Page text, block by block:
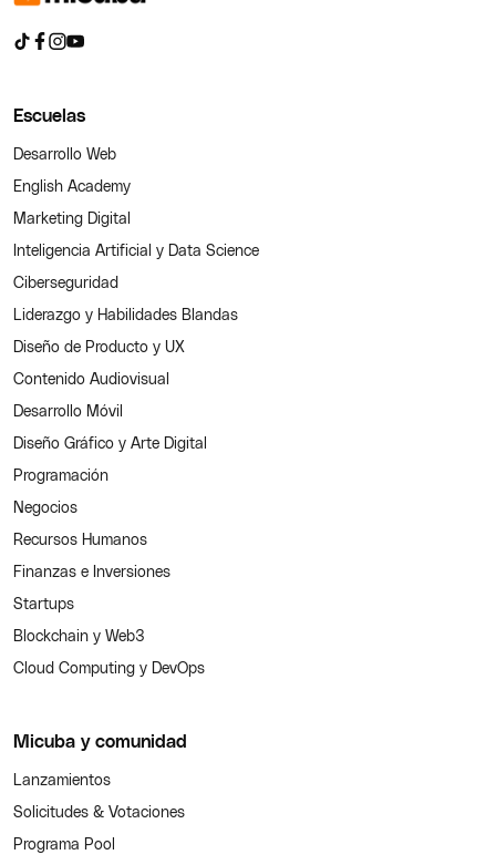
Escuelas
Desarrollo Web
English Academy
Marketing Digital
Inteligencia Artificial y Data Science
Ciberseguridad
Liderazgo y Habilidades Blandas
Diseño de Producto y UX
Contenido Audiovisual
Desarrollo Móvil
Diseño Gráfico y Arte Digital
Programación
Negocios
Recursos Humanos
Finanzas e Inversiones
Startups
Blockchain y Web3
Cloud Computing y DevOps
Micuba y comunidad
Lanzamientos
Solicitudes & Votaciones
Programa Pool